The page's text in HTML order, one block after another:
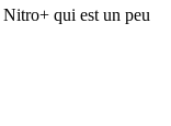
qui est un peu